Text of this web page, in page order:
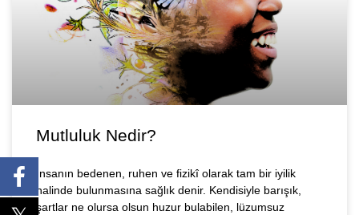
Mutluluk Nedir?
İnsanın bedenen, ruhen ve fizikî olarak tam bir iyilik
halinde bulunmasına sağlık denir. Kendisiyle barışık,
şartlar ne olursa olsun huzur bulabilen, lüzumsuz